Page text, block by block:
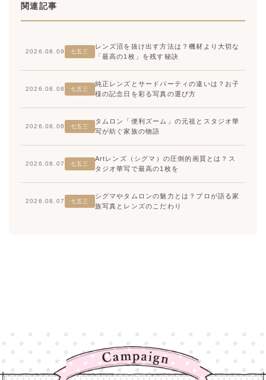
関連記事
2026.08.09 七五三
レンズ沼を抜け出す方法は？機材より大切な
「最高の1枚」を残す秘訣
2026.08.08 七五三
純正レンズとサードパーティの違いは？お子
様の記念日を彩る写真の選び方
2026.08.08 七五三
タムロン「便利ズーム」の元祖とスタジオ華
写が紡ぐ家族の物語
2026.08.07 七五三
Artレンズ（シグマ）の圧倒的画質とは？ス
タジオ華写で最高の1枚を
2026.08.07 七五三
シグマやタムロンの魅力とは？プロが語る家
族写真とレンズのこだわり